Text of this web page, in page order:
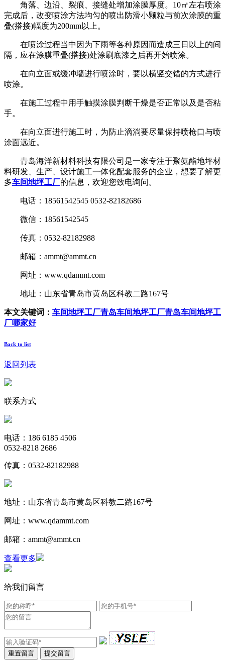
角落、边沿、裂痕、接缝处增加涂膜厚度。10㎡左右喷涂
完成后，改变喷涂方法均匀的喷出防滑小颗粒与前次涂膜的重
叠(搭接)幅度为200mm以上。
在喷涂过程当中因为下雨等各种原因而造成三日以上的间
隔，应在涂膜重叠(搭接)处涂刷底漆之后再开始喷涂。
在向立面或缓冲墙进行喷涂时，要以横竖交错的方式进行
喷涂。
在施工过程中用手触摸涂膜判断干燥是否正常以及是否粘
手。
在向立面进行施工时，为防止滴淌要尽量保持喷枪口与喷
涂面远近。
青岛海洋新材料科技有限公司是一家专注于聚氨酯地坪材
料研发、生产、设计施工一体化配套服务的企业，想要了解更
多车间地坪工厂的信息，欢迎您致电询问。
电话：18561542545 0532-82182686
微信：18561542545
传真：0532-82182988
邮箱：ammt@ammt.cn
网址：www.qdammt.com
地址：山东省青岛市黄岛区科教二路167号
本文关键词： 车间地坪工厂青岛车间地坪工厂青岛车间地坪工
厂哪家好
Back to list
返回列表
联系方式
电话：186 6185 4506
0532-8218 2686
传真：0532-82182988
地址：山东省青岛市黄岛区科教二路167号
网址：www.qdammt.com
邮箱：ammt@ammt.cn
查看更多
给我们留言